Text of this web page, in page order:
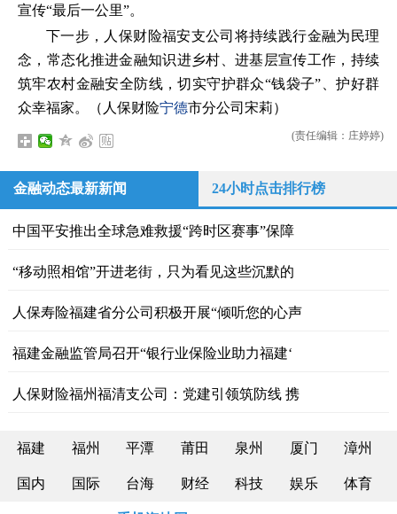
宣传“最后一公里”。
下一步，人保财险福安支公司将持续践行金融为民理
念，常态化推进金融知识进乡村、进基层宣传工作，持续
筑牢农村金融安全防线，切实守护群众“钱袋子”、护好群
众幸福家。（人保财险宁德市分公司宋莉）
(责任编辑：庄婷婷)
金融动态最新新闻 24小时点击排行榜
中国平安推出全球急难救援“跨时区赛事”保障
“移动照相馆”开进老街，只为看见这些沉默的
人保寿险福建省分公司积极开展“倾听您的心声
福建金融监管局召开“银行业保险业助力福建‘
人保财险福州福清支公司：党建引领筑防线 携
福建 福州 平潭 莆田 泉州 厦门 漳州
国内 国际 台海 财经 科技 娱乐 体育